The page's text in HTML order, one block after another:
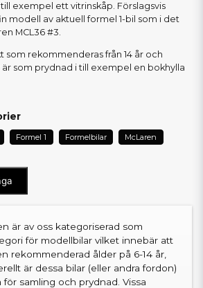
exempel ett vitrinskåp. Förslagsvis
modell av aktuell formel 1-bil som i det
MCL36 #3.
som rekommenderas från 14 år och
som prydnad i till exempel en bokhylla
Formel 1 Formelbilar McLaren
är av oss kategoriserad som
för modellbilar vilket innebär att
rekommenderad ålder på 6-14 år,
är dessa bilar (eller andra fordon)
samling och prydnad. Vissa